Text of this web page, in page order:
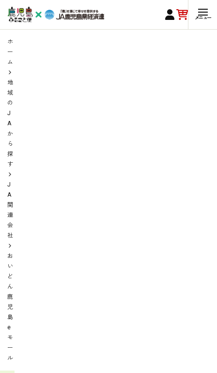
ホ
ー
ム
地
域
の
J
A
か
ら
探
す
J
A
関
連
会
社
お
い
ど
ん
鹿
児
島
e
モ
ー
ル